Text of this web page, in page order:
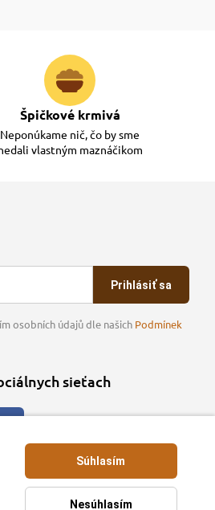
Špičkové krmivá
Neponúkame nič, čo by sme
vlastným maznáčikom
Prihlásiť sa
osobních údajů dle našich Podmínek
sieťach
Nesúhlasím
Súhlasím